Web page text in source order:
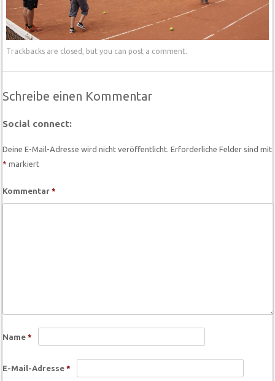
Trackbacks are closed, but you can post a comment.
Schreibe einen Kommentar
Social connect:
Deine E-Mail-Adresse wird nicht veröffentlicht. Erforderliche Felder sind mit
* markiert
Kommentar*
Name*
E-Mail-Adresse*